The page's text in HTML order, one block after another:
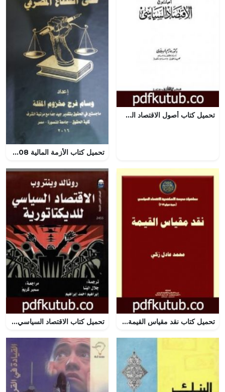
تحميل كتاب أصول الاقتصاد السياسي PDF تأليف حازم الببلاوي مجانا [كامل]
تحميل كتاب الأزمة المالية 2008 وانعكاساتها على القطاع المصرفي PDF مجانا – وسام المقلة
تحميل كتاب نقد مقياس القيمة PDF تأليف محمد عادل زكي مجانا [كامل] تحميل كتاب الاقتصاد السياسي للديكتاتورية PDF تأليف رونالد وينتروب مجانا [كامل]